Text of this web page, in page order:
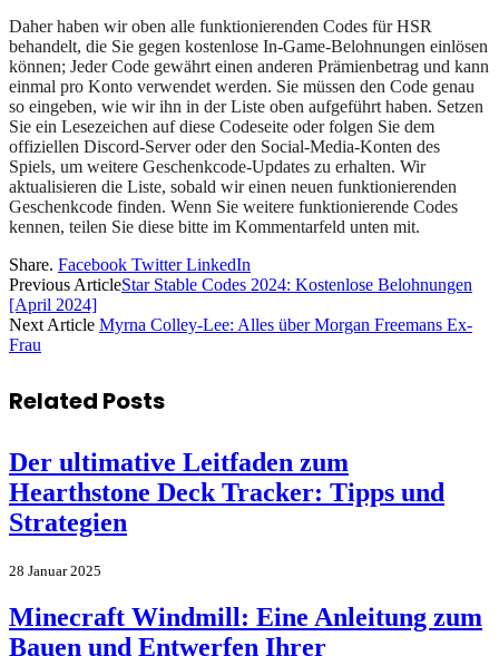
Daher haben wir oben alle funktionierenden Codes für HSR
behandelt, die Sie gegen kostenlose In-Game-Belohnungen einlösen
können; Jeder Code gewährt einen anderen Prämienbetrag und kann
einmal pro Konto verwendet werden. Sie müssen den Code genau
so eingeben, wie wir ihn in der Liste oben aufgeführt haben. Setzen
Sie ein Lesezeichen auf diese Codeseite oder folgen Sie dem
offiziellen Discord-Server oder den Social-Media-Konten des
Spiels, um weitere Geschenkcode-Updates zu erhalten. Wir
aktualisieren die Liste, sobald wir einen neuen funktionierenden
Geschenkcode finden. Wenn Sie weitere funktionierende Codes
kennen, teilen Sie diese bitte im Kommentarfeld unten mit.
Share. Facebook Twitter LinkedIn
Previous ArticleStar Stable Codes 2024: Kostenlose Belohnungen
[April 2024]
Next Article Myrna Colley-Lee: Alles über Morgan Freemans Ex-
Frau
Related Posts
Der ultimative Leitfaden zum
Hearthstone Deck Tracker: Tipps und
Strategien
28 Januar 2025
Minecraft Windmill: Eine Anleitung zum
Bauen und Entwerfen Ihrer